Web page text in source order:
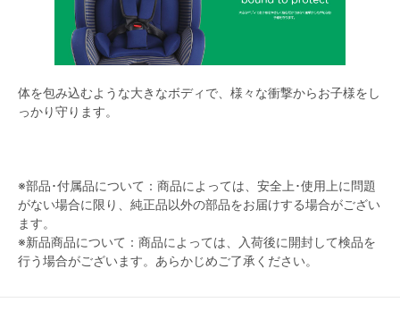
体を包み込むような大きなボディで、様々な衝撃からお子様をし
っかり守ります。
※部品･付属品について：商品によっては、安全上･使用上に問題
がない場合に限り、純正品以外の部品をお届けする場合がござい
ます。
※新品商品について：商品によっては、入荷後に開封して検品を
行う場合がございます。あらかじめご了承ください。